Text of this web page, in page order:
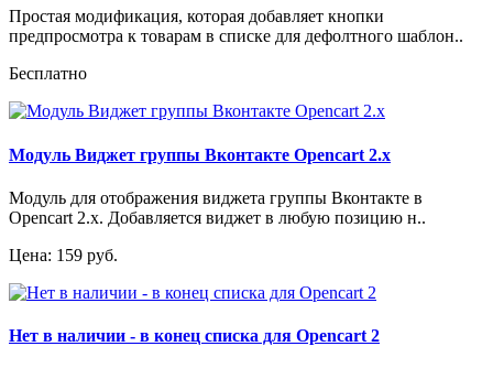
Простая модификация, которая добавляет кнопки
предпросмотра к товарам в списке для дефолтного шаблон..
Бесплатно
Модуль Виджет группы Вконтакте Opencart 2.x
Модуль для отображения виджета группы Вконтакте в
Opencart 2.x. Добавляется виджет в любую позицию н..
Цена: 159 руб.
Нет в наличии - в конец списка для Opencart 2